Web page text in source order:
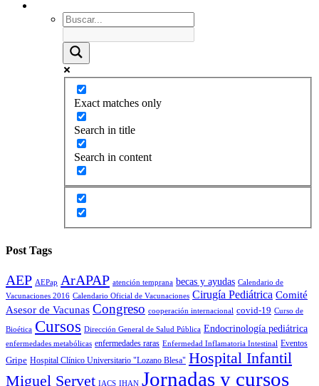
Exact matches only
Search in title
Search in content
Post Tags
AEP AEPap ArAPAP atención temprana becas y ayudas Calendario de
Vacunaciones 2016 Calendario Oficial de Vacunaciones Cirugía Pediátrica Comité
Asesor de Vacunas Congreso cooperación internacional covid-19 Curso de
Bioética Cursos Dirección General de Salud Pública Endocrinología pediátrica
enfermedades metabólicas enfermedades raras Enfermedad Inflamatoria Intestinal Eventos
Gripe Hospital Clínico Universitario "Lozano Blesa" Hospital Infantil
Miguel Servet IACS IHAN Jornadas y cursos